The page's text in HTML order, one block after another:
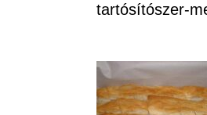
tartósítószer-